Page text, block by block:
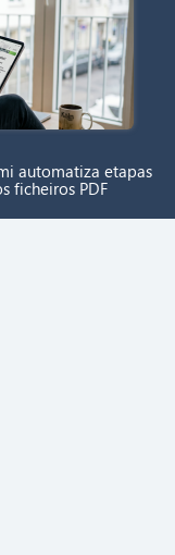
automatiza etapas
ficheiros PDF